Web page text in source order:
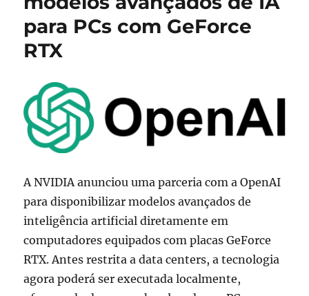
e
placas
GeForce
Day
da
Amazon
para PCs com GeForce
RTX
A NVIDIA anunciou uma parceria com a OpenAI
para disponibilizar modelos avançados de
inteligência artificial diretamente em
computadores equipados com placas GeForce
RTX. Antes restrita a data centers, a tecnologia
agora poderá ser executada localmente,